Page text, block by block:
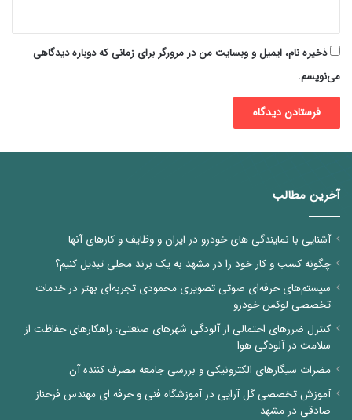
ذخیره نام، ایمیل و وبسایت من در مرورگر برای زمانی که دوباره دیدگاهی
می‌نویسم.
آخرین مطالب
آشنایی با نمایندگی های خودرو در ایران و وظایف و کارهای آنها
چگونه کسب و کار خود را در مشهد به یک برند محلی تبدیل کنیم؟
سیستم‌های حرفه‌ای صوتی تصویری محمودی تجربه‌ای بهتر در خدمات
تخصصی لوکس خودرو
کنترل ضررهای احتمالی از آلودگی شهرهای صنعتی: راهکارهای حفاظت از
سلامت در آلودگی هوا
مضرات سیگارهای الکترونیکی و بررسی جامعه مصرف کننده آن
آموزش تخصصی گل آرایی در آموزشگاه فنی و حرفه ای مهندس فرحناز
صادقی در مشهد